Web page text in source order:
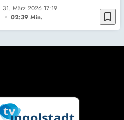
bookmark_border
31. März 2026 17:19
02:39 Min.